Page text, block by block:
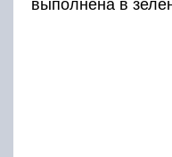
выполнена в